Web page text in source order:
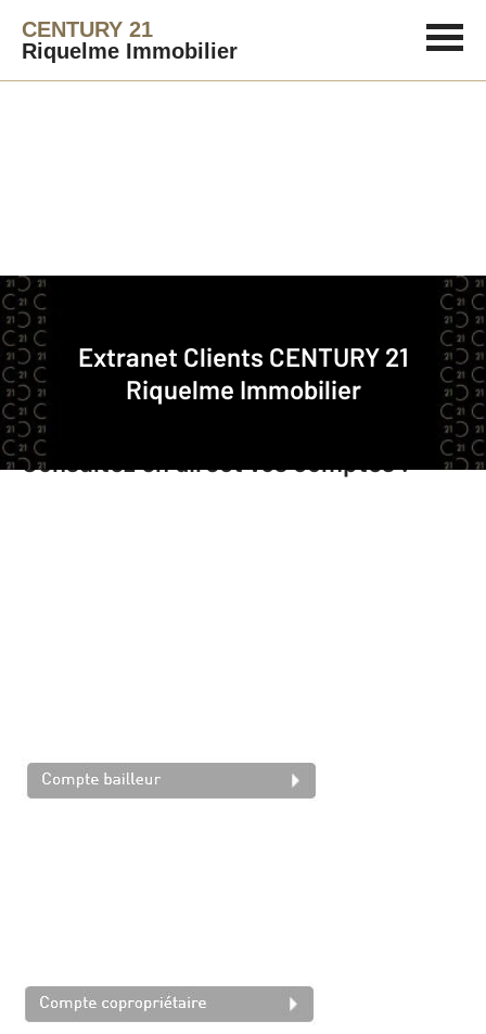
CENTURY 21
Riquelme Immobilier
Extranet Clients CENTURY 21
Riquelme Immobilier
Agence immobilière
Nicolas RIQUELME, Directeur
Consultez en direct vos comptes :